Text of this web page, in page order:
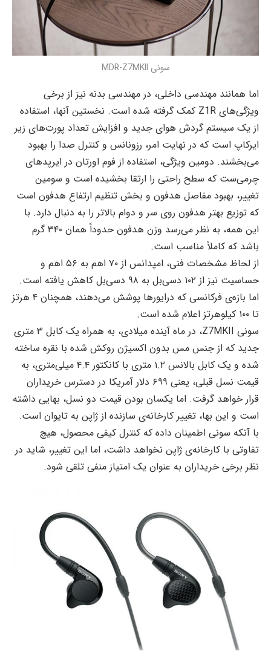
سونی MDR-Z7MKII
اما همانند مهندسی داخلی، در مهندسی بدنه نیز از برخی
ویژگی‌های Z1R کمک گرفته شده است. نخستین آنها، استفاده
از یک سیستم گردش هوای جدید و افزایش تعداد پورت‌های زیر
ایرکاپ است که در نهایت امر، رزونانس و کنترل صدا را بهبود
می‌بخشند. دومین ویژگی، استفاده از فوم اورتان در ایرپدهای
چرمی‌ست که سطح راحتی را ارتقا بخشیده است و سومین
تغییر، بهبود مفاصل هدفون و بخش تنظیم ارتفاع هدفون است
که توزیع بهتر هدفون روی سر و دوام بالاتر را به دنبال دارد. با
این همه، به نظر می‌رسد وزن هدفون حدوداً همان ۳۴۰ گرم
باشد که کاملاً مناسب است.
از لحاظ مشخصات فنی، امپدانس از ۷۰ اهم به ۵۶ اهم و
حساسیت نیز از ۱۰۲ دسی‌بل به ۹۸ دسی‌بل کاهش یافته است.
اما بازه‌ی فرکانسی که درایورها پوشش می‌دهند، همچنان ۴ هرتز
تا ۱۰۰ کیلوهرتز اعلام شده است.
سونی Z7MKII، در ماه آینده میلادی، به همراه یک کابل ۳ متری
جدید که از جنس مس بدون اکسیژن روکش شده با نقره ساخته
شده و یک کابل بالانس ۱.۲ متری با کانکتور ۴.۴ میلی‌متری، به
قیمت نسل قبلی، یعنی ۶۹۹ دلار آمریکا در دسترس خریداران
قرار خواهد گرفت. اما یکسان بودن قیمت دو نسل، بهایی داشته
است و این بها، تغییر کارخانه‌ی سازنده از ژاپن به تایوان است.
با آنکه سونی اطمینان داده که کنترل کیفی محصول، هیچ
تفاوتی با کارخانه‌ی ژاپن نخواهد داشت، اما این تغییر، شاید در
نظر برخی خریداران به عنوان یک امتیاز منفی تلقی شود.